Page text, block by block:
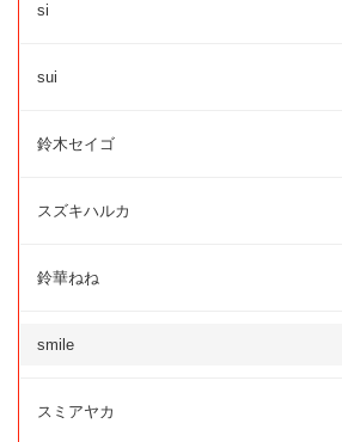
si
sui
鈴木セイゴ
スズキハルカ
鈴華ねね
smile
スミアヤカ